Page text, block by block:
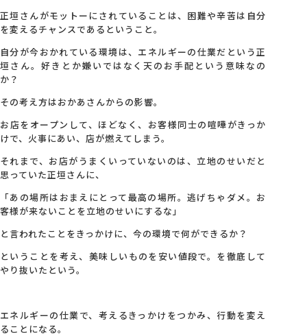
正垣さんがモットーにされていることは、困難や辛苦は自分
を変えるチャンスであるということ。
自分が今おかれている環境は、エネルギーの仕業だという正
垣さん。好きとか嫌いではなく天のお手配という意味なの
か？
その考え方はおかあさんからの影響。
お店をオープンして、ほどなく、お客様同士の喧嘩がきっか
けで、火事にあい、店が燃えてしまう。
それまで、お店がうまくいっていないのは、立地のせいだと
思っていた正垣さんに、
「あの場所はおまえにとって最高の場所。逃げちゃダメ。お
客様が来ないことを立地のせいにするな」
と言われたことをきっかけに、今の環境で何ができるか？
ということを考え、美味しいものを安い値段で。を徹底して
やり抜いたという。
エネルギーの仕業で、考えるきっかけをつかみ、行動を変え
ることになる。